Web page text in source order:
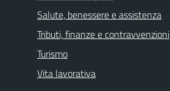
Salute, benessere e assistenza
Tributi, finanze e contravvenzioni
Turismo
Vita lavorativa